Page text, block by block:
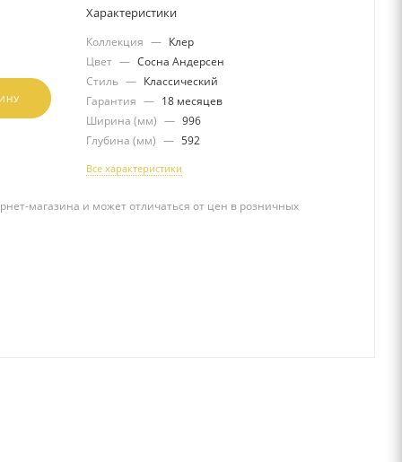
Характеристики
Коллекция — Клер
Цвет — Сосна Андерсен
Стиль — Классический
Гарантия — 18 месяцев
Ширина (мм) — 996
Глубина (мм) — 592
Все характеристики
магазина и может отличаться от цен в розничных